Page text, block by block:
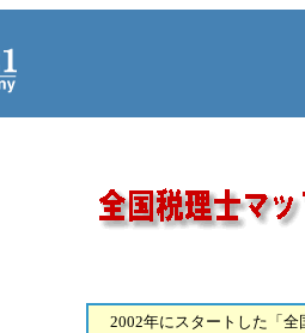
2002年にスタートした「全